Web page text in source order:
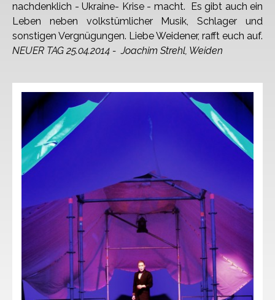
nachdenklich - Ukraine- Krise - macht. Es gibt auch ein
Leben neben volkstümlicher Musik, Schlager und
sonstigen Vergnügungen. Liebe Weidener, rafft euch auf.
NEUER TAG 25.04.2014 - Joachim Strehl, Weiden